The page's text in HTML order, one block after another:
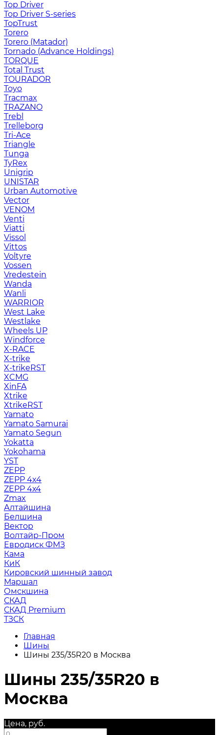
Top Driver
Top Driver S-series
TopTrust
Torero
Torero (Matador)
Tornado (Advance Holdings)
TORQUE
Total Trust
TOURADOR
Toyo
Tracmax
TRAZANO
Trebl
Trelleborg
Tri-Ace
Triangle
Tunga
TyRex
Unigrip
UNISTAR
Urban Automotive
Vector
VENOM
Venti
Viatti
Vissol
Vittos
Voltyre
Vossen
Vredestein
Wanda
Wanli
WARRIOR
West Lake
Westlake
Wheels UP
Windforce
X-RACE
X-trike
X-trikeRST
XCMG
XinFA
Xtrike
XtrikeRST
Yamato
Yamato Samurai
Yamato Segun
Yokatta
Yokohama
YST
ZEPP
ZEPP 4x4
ZEPP 4х4
Zmax
Алтайшина
Белшина
Вектор
Волтайр-Пром
Евродиск ФМЗ
Кама
КиК
Кировский шинный завод
Маршал
Омскшина
СКАД
СКАД Premium
ТЗСК
Главная
Шины
Шины 235/35R20 в Москва
Шины 235/35R20 в
Москва
Цена, руб.